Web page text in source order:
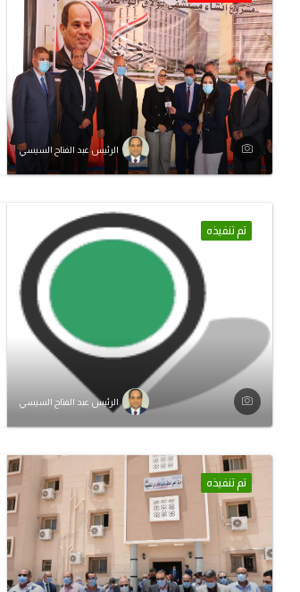
الرئيس عبد الفتاح السيسي
تم تنفيذه
الرئيس عبد الفتاح السيسي
تم تنفيذه